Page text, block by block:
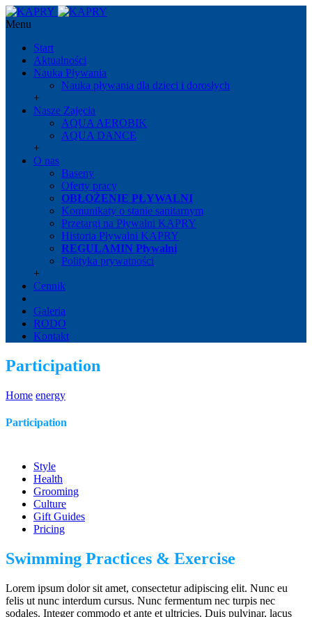
Menu
Start
Aktualności
Nauka Pływania
Nauka pływania dla dzieci i dorosłych
+
Nasze Zajęcia
AQUA AEROBIK
AQUA DANCE
+
O nas
Baseny
Oferty pracy
OBŁOŻENIE PŁYWALNI
Komunikaty o stanie sanitarnym
Przetargi na Pływalni KAPRY
Historia Pływalni KAPRY
REGULAMIN Pływalni
Polityka prywatności
+
Cennik
Galeria
RODO
Kontakt
Participation
Home energy
Participation
Style
Health
Grooming
Culture
Gift Guides
Pricing
Swimming Practices & Exercise
Lorem ipsum dolor sit amet, consectetur adipiscing elit. Nunc eu
felis ut nunc interdum cursus. Nunc fermentum nec turpis nec
sodales. Integer commodo et ante et ultricies. Duis pulvinar, lacus